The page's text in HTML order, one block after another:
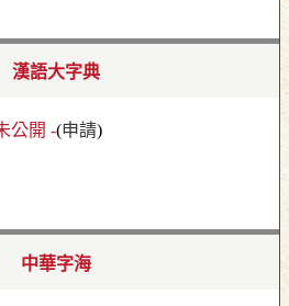
漢語大字典
公開 -(申請)
中華字海